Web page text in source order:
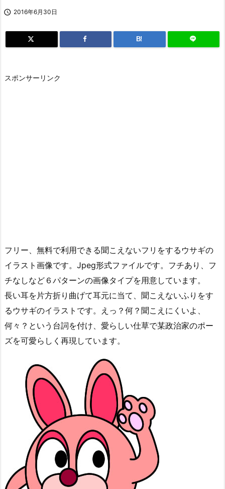
 2016年6月30日
B!
スポンサーリンク
フリー、無料で利用できる聞こえないフリをするウサギの
イラスト画像です。Jpeg形式ファイルです。フチあり、フ
チなしなど６パターンの画像タイプを用意しています。
長い耳を片方折り曲げて耳元に当て、聞こえないふりをす
るウサギのイラストです。えっ？何？聞こえにくいよ、
何々？という台詞を付け、愛らしい仕草で某政治家のポー
ズを可愛らしく再現しています。